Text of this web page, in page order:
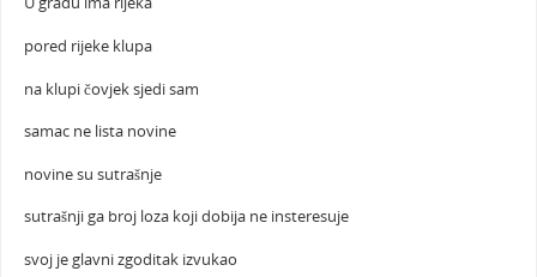
pored rijeke klupa
na klupi čovjek sjedi sam
samac ne lista novine
novine su sutrašnje
sutrašnji ga broj loza koji dobija ne insteresuje
svoj je glavni zgoditak izvukao